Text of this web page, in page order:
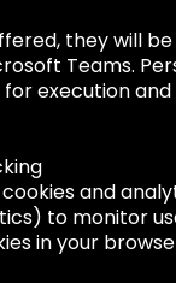
they will
Teams.
execution
and
to monitor
in your